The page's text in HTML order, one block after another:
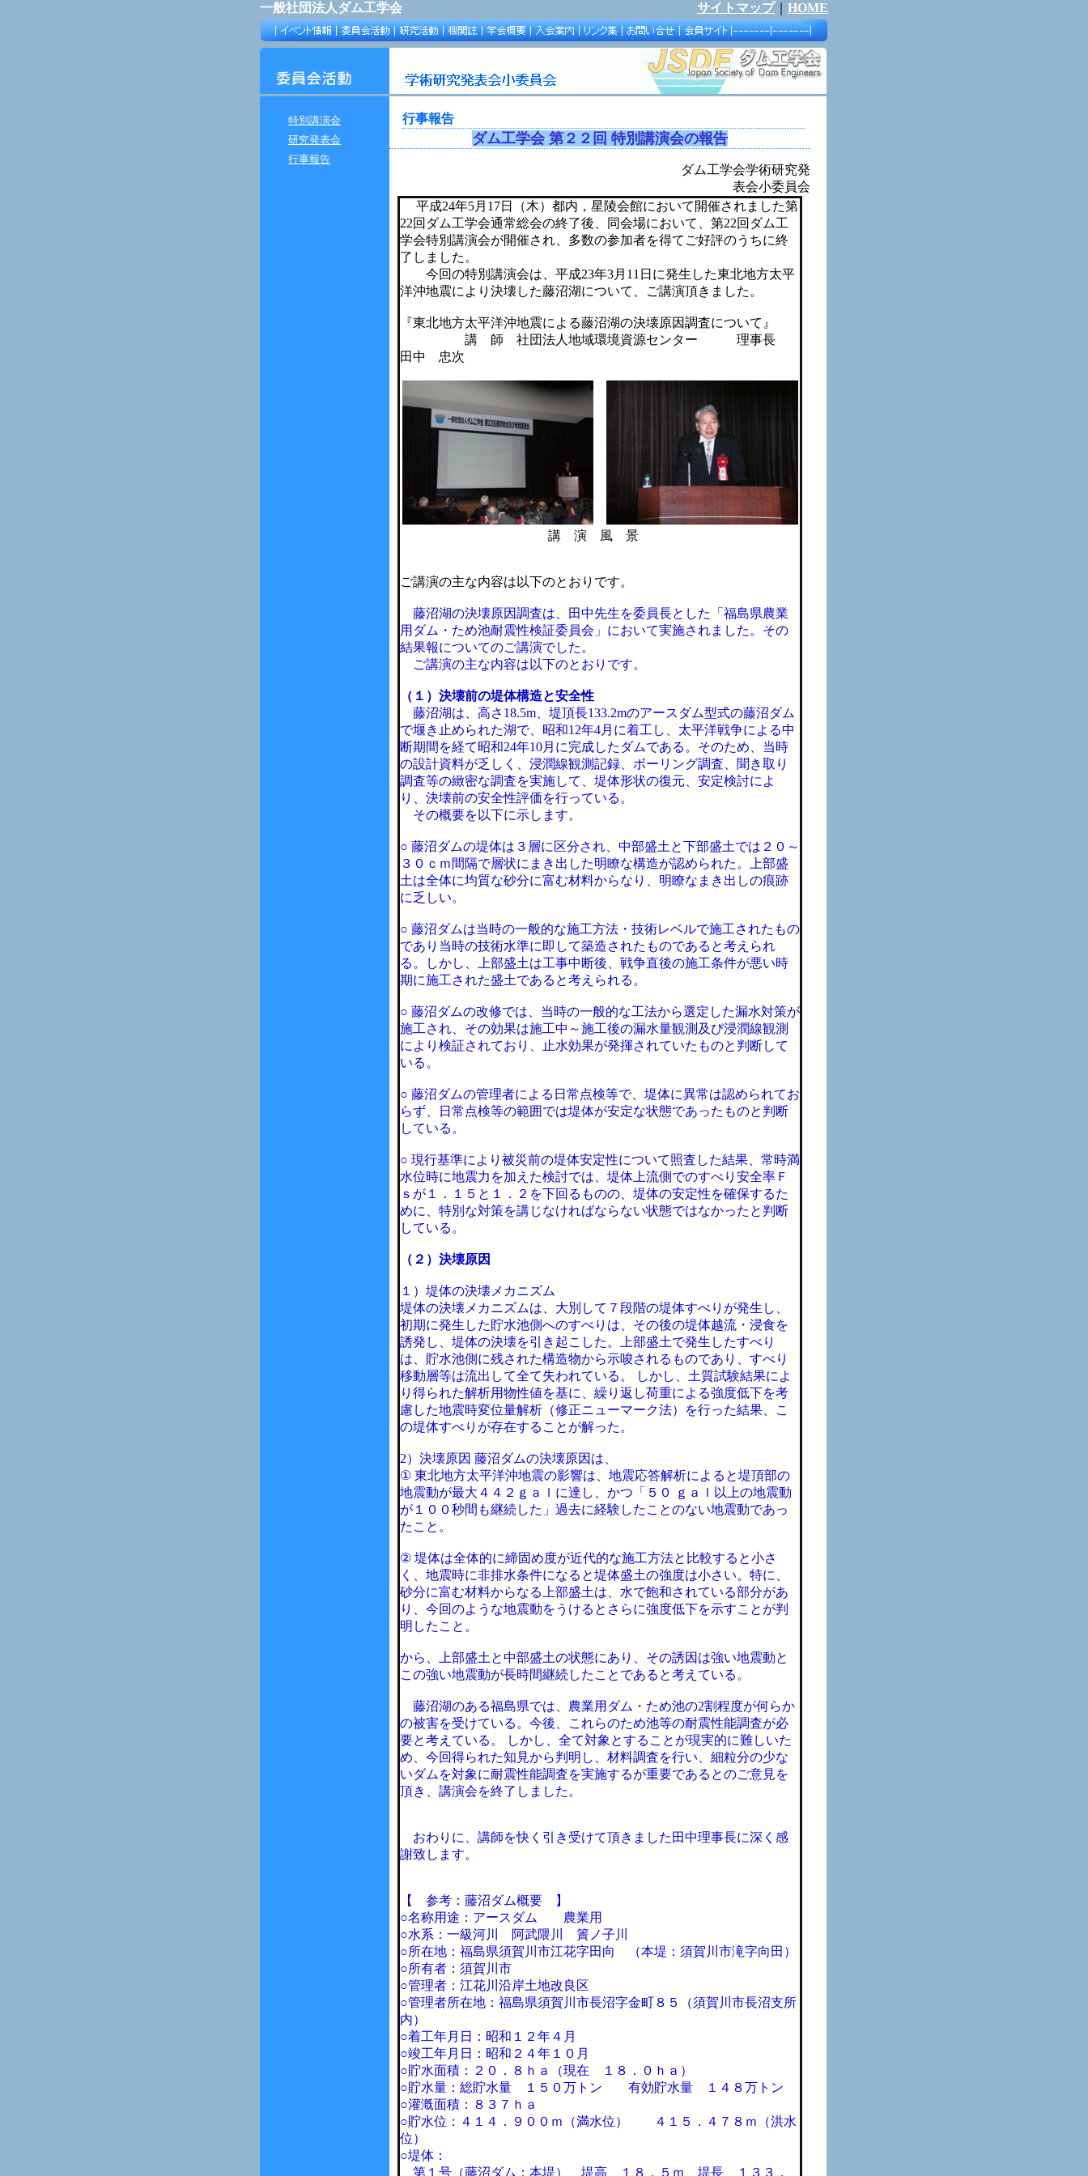
一般社団法人ダム工学会 サイトマップ｜ HOME
特別講演会
研究発表会
行事報告
行事報告
ダム工学会 第 ２２ 回 特別講演会の報告
ダム工学会学術研究発
表会小委員会
平成24年5月17日（木）都内，星陵会館において開催されました第
22回ダム工学会通常総会の終了後、同会場において、第22回ダム工
学会特別講演会が開催され、多数の参加者を得てご好評のうちに終
了しました。
今回の特別講演会は、平成23年3月11日に発生した東北地方太平
洋沖地震により決壊した藤沼湖について、ご講演頂きました。
『東北地方太平洋沖地震による藤沼湖の決壊原因調査について』
講 師 社団法人地域環境資源センター 理事長
田中 忠次
講 演 風 景
ご講演の主な内容は以下のとおりです。
藤沼湖の決壊原因調査は、田中先生を委員長とした「福島県農業
用ダム・ため池耐震性検証委員会」において実施されました。その
結果報についてのご講演でした。
ご講演の主な内容は以下のとおりです。
（１）決壊前の堤体構造と安全性
藤沼湖は、高さ18.5m、堤頂長133.2mのアースダム型式の藤沼ダム
で堰き止められた湖で、昭和12年4月に着工し、太平洋戦争による中
断期間を経て昭和24年10月に完成したダムである。そのため、当時
の設計資料が乏しく、浸潤線観測記録、ボーリング調査、聞き取り
調査等の緻密な調査を実施して、堤体形状の復元、安定検討によ
り、決壊前の安全性評価を行っている。
その概要を以下に示します。
○ 藤沼ダムの堤体は３層に区分され、中部盛土と下部盛土では２０～
３０ｃｍ間隔で層状にまき出した明瞭な構造が認められた。上部盛
土は全体に均質な砂分に富む材料からなり、明瞭なまき出しの痕跡
に乏しい。
○ 藤沼ダムは当時の一般的な施工方法・技術レベルで施工されたもの
であり当時の技術水準に即して築造されたものであると考えられ
る。しかし、上部盛土は工事中断後、戦争直後の施工条件が悪い時
期に施工された盛土であると考えられる。
○ 藤沼ダムの改修では、当時の一般的な工法から選定した漏水対策が
施工され、その効果は施工中～施工後の漏水量観測及び浸潤線観測
により検証されており、止水効果が発揮されていたものと判断して
いる。
○ 藤沼ダムの管理者による日常点検等で、堤体に異常は認められてお
らず、日常点検等の範囲では堤体が安定な状態であったものと判断
している。
○ 現行基準により被災前の堤体安定性について照査した結果、常時満
水位時に地震力を加えた検討では、堤体上流側でのすべり安全率Ｆ
ｓが１．１５と１．２を下回るものの、堤体の安定性を確保するた
めに、特別な対策を講じなければならない状態ではなかったと判断
している。
（２）決壊原因
１）堤体の決壊メカニズム
堤体の決壊メカニズムは、大別して７段階の堤体すべりが発生し、
初期に発生した貯水池側へのすべりは、その後の堤体越流・浸食を
誘発し、堤体の決壊を引き起こした。上部盛土で発生したすべり
は、貯水池側に残された構造物から示唆されるものであり、すべり
移動層等は流出して全て失われている。 しかし、土質試験結果によ
り得られた解析用物性値を基に、繰り返し荷重による強度低下を考
慮した地震時変位量解析（修正ニューマーク法）を行った結果、こ
の堤体すべりが存在することが解った。
2）決壊原因 藤沼ダムの決壊原因は、
① 東北地方太平洋沖地震の影響は、地震応答解析によると堤頂部の
地震動が最大４４２ｇａｌに達し、かつ「５０ ｇａｌ以上の地震動
が１００秒間も継続した」過去に経験したことのない地震動であっ
たこと。
② 堤体は全体的に締固め度が近代的な施工方法と比較すると小さ
く、地震時に非排水条件になると堤体盛土の強度は小さい。特に、
砂分に富む材料からなる上部盛土は、水で飽和されている部分があ
り、今回のような地震動をうけるとさらに強度低下を示すことが判
明したこと。
から、上部盛土と中部盛土の状態にあり、その誘因は強い地震動と
この強い地震動が長時間継続したことであると考えている。
藤沼湖のある福島県では、農業用ダム・ため池の2割程度が何らか
の被害を受けている。今後、これらのため池等の耐震性能調査が必
要と考えている。 しかし、全て対象とすることが現実的に難しいた
め、今回得られた知見から判明し、材料調査を行い、細粒分の少な
いダムを対象に耐震性能調査を実施するが重要であるとのご意見を
頂き、講演会を終了しました。
おわりに、講師を快く引き受けて頂きました田中理事長に深く感
謝致します。
【 参考：藤沼ダム概要 】
○名称用途：アースダム 農業用
○水系：一級河川 阿武隈川 簀ノ子川
○所在地：福島県須賀川市江花字田向 （本堤：須賀川市滝字向田）
○所有者：須賀川市
○管理者：江花川沿岸土地改良区
○管理者所在地：福島県須賀川市長沼字金町８５（須賀川市長沼支所
内）
○着工年月日：昭和１２年４月
○竣工年月日：昭和２４年１０月
○貯水面積：２０．８ｈａ（現在 １８．０ｈａ）
○貯水量：総貯水量 １５０万トン 有効貯水量 １４８万トン
○灌漑面積：８３７ｈａ
○貯水位：４１４．９００ｍ（満水位） ４１５．４７８ｍ（洪水
位）
○堤体：
第１号（藤沼ダム：本堤） 堤高 １８．５ｍ 堤長 １３３．